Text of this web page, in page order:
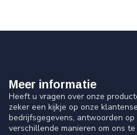
Meer informatie
Heeft u vragen over onze
zeker een kijkje op onze
bedrijfsgegevens, antwoorden
verschillende manieren om ons te